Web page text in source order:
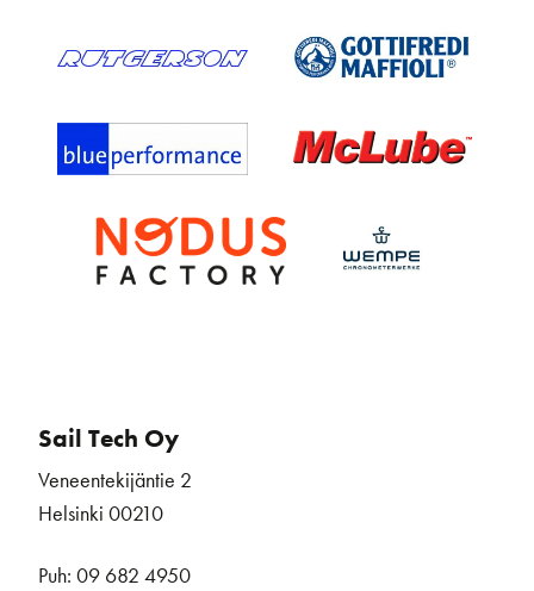
Sail Tech Oy
Veneentekijäntie 2
Helsinki 00210
Puh: 09 682 4950